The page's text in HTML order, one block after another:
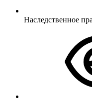
Наследственное